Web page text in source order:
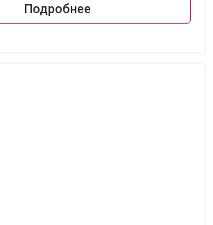
Подробнее